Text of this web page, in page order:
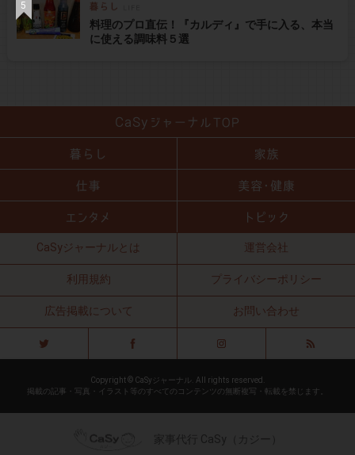
料理のプロ直伝！『カルディ』で手に入る、本当
に使える調味料５選
CaSyジャーナルとは 運営会社
利用規約 プライバシーポリシー
広告掲載について お問い合わせ
Copyright © CaSyジャーナル. All rights reserved.
掲載の記事・写真・イラスト等のすべてのコンテンツの無断複写・転載を禁じます。
家事代行 CaSy（カジー）